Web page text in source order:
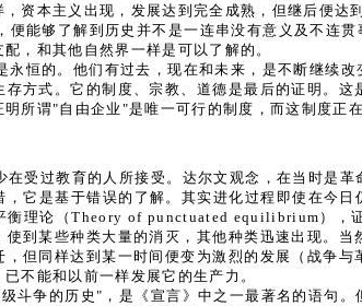
资本主义出现，发展达到完全成熟，但继后便达
便能够了解到历史并不是一连串没有意义及不连
，和其他自然界一样是可以了解的。
永恒的。他们有过去，现在和未来，是不断继续
方式。它的制度、宗教、道德是最后的证明。
所谓"自由企业"是唯一可行的制度，而这制度正在
受过教育的人所接受。达尔文观念，在当时是
它是基于错误的了解。其实进化过程即使在今
衡理论（Theory of punctuated equilibrium），
到某些种类大量的消灭，其他种类迅速出现。
但同样达到某一时间便变为激烈的发展（战争
不能和以前一样发展它的生产力。
斗争的历史"，是《宣言》中之一最著名的语句